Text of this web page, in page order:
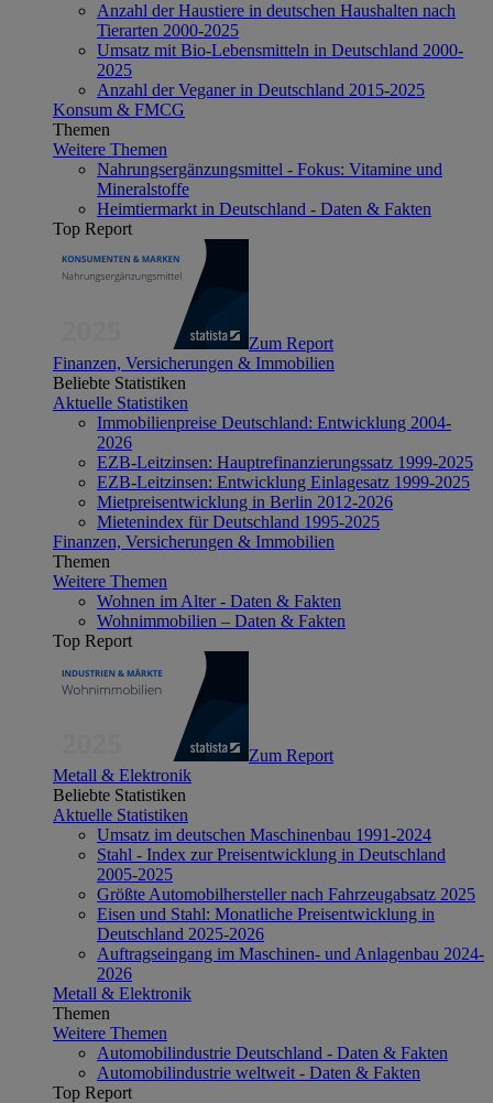
Anzahl der Haustiere in deutschen Haushalten nach
Tierarten 2000-2025
Umsatz mit Bio-Lebensmitteln in Deutschland 2000-
2025
Anzahl der Veganer in Deutschland 2015-2025
Konsum & FMCG
Themen
Weitere Themen
Nahrungsergänzungsmittel - Fokus: Vitamine und
Mineralstoffe
Heimtiermarkt in Deutschland - Daten & Fakten
Top Report
Zum Report
Finanzen, Versicherungen & Immobilien
Beliebte Statistiken
Aktuelle Statistiken
Immobilienpreise Deutschland: Entwicklung 2004-
2026
EZB-Leitzinsen: Hauptrefinanzierungssatz 1999-2025
EZB-Leitzinsen: Entwicklung Einlagesatz 1999-2025
Mietpreisentwicklung in Berlin 2012-2026
Mietenindex für Deutschland 1995-2025
Finanzen, Versicherungen & Immobilien
Themen
Weitere Themen
Wohnen im Alter - Daten & Fakten
Wohnimmobilien – Daten & Fakten
Top Report
Zum Report
Metall & Elektronik
Beliebte Statistiken
Aktuelle Statistiken
Umsatz im deutschen Maschinenbau 1991-2024
Stahl - Index zur Preisentwicklung in Deutschland
2005-2025
Größte Automobilhersteller nach Fahrzeugabsatz 2025
Eisen und Stahl: Monatliche Preisentwicklung in
Deutschland 2025-2026
Auftragseingang im Maschinen- und Anlagenbau 2024-
2026
Metall & Elektronik
Themen
Weitere Themen
Automobilindustrie Deutschland - Daten & Fakten
Automobilindustrie weltweit - Daten & Fakten
Top Report